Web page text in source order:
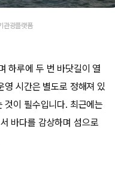
관광플랫폼
하루에 두 번 바닷길이 열
영 시간은 별도로 정해져 있
것이 필수입니다. 최근에는
바다를 감상하며 섬으로